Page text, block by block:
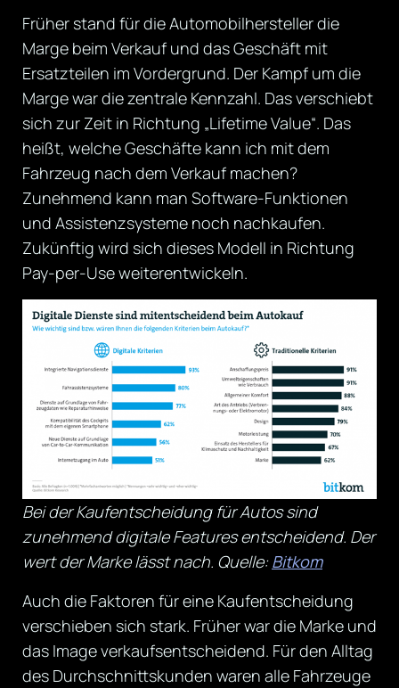
Früher stand für die Automobilhersteller die
Marge beim Verkauf und das Geschäft mit
Ersatzteilen im Vordergrund. Der Kampf um die
Marge war die zentrale Kennzahl. Das verschiebt
sich zur Zeit in Richtung „Lifetime Value“. Das
heißt, welche Geschäfte kann ich mit dem
Fahrzeug nach dem Verkauf machen?
Zunehmend kann man Software-Funktionen
und Assistenzsysteme noch nachkaufen.
Zukünftig wird sich dieses Modell in Richtung
Pay-per-Use weiterentwickeln.
Bei der Kaufentscheidung für Autos sind
zunehmend digitale Features entscheidend. Der
wert der Marke lässt nach. Quelle:Bitkom
Auch die Faktoren für eine Kaufentscheidung
verschieben sich stark. Früher war die Marke und
das Image verkaufsentscheidend. Für den Alltag
des Durchschnittskunden waren alle Fahrzeuge